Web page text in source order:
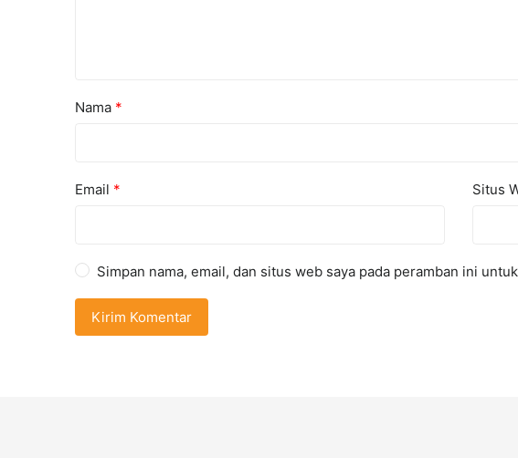
Nama *
Email * Situs
Simpan nama, email, dan situs web saya pada peramban ini